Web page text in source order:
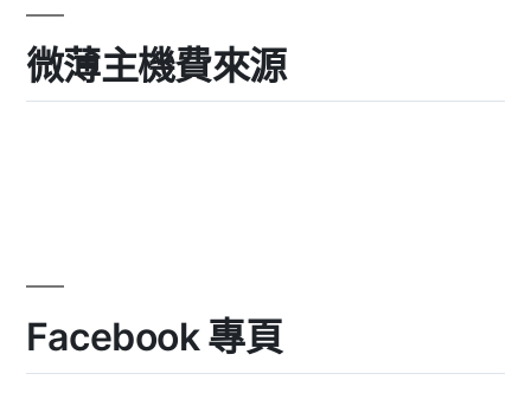
微薄主機費來源
Facebook 專頁